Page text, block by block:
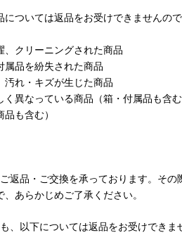
ついては返品をお受けできませんので
、クリーニングされた商品
属品を紛失された商品
汚れ・キズが生じた商品
異なっている商品（箱・付属品も含む
も含む）
返品・ご交換を承っております。そ
あらかじめご了承ください。
、以下については返品をお受けできま